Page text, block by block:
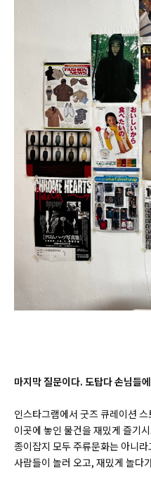
마지막 질문이다. 도탑다 손님들
인스타그램에서 굿즈 큐레이션
이곳에 놓인 물건을 재밌게 즐기
종이잡지 모두 주류문화는 아니
사람들이 놀러 오고, 재밌게 놀다